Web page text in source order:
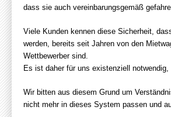
dass sie auch vereinbarungsgemäß
Viele Kunden kennen diese Sicherheit,
werden, bereits seit Jahren von den
Wettbewerber sind.
Es ist daher für uns existenziell
Wir bitten aus diesem Grund um
nicht mehr in dieses System passen und